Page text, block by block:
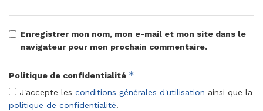
Enregistrer mon nom, mon e-mail et mon site dans le
navigateur pour mon prochain commentaire.
Politique de confidentialité *
J'accepte les conditions générales d'utilisation ainsi que la
politique de confidentialité.